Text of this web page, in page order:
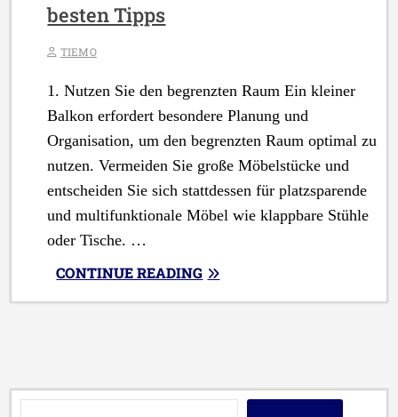
TIPPS
besten Tipps
TIEMO
1. Nutzen Sie den begrenzten Raum Ein kleiner
Balkon erfordert besondere Planung und
Organisation, um den begrenzten Raum optimal zu
nutzen. Vermeiden Sie große Möbelstücke und
entscheiden Sie sich stattdessen für platzsparende
und multifunktionale Möbel wie klappbare Stühle
oder Tische. …
CONTINUE READING„DEN
BESTEN